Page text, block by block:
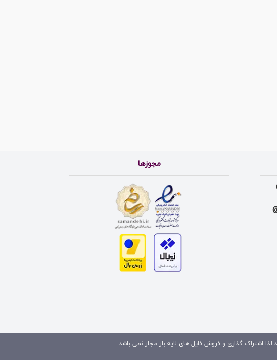
مجوزها
اشتراک گذاری و فروش فایل های لایه باز مجاز نمی باشد.